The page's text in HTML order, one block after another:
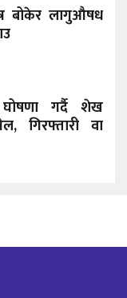
बोकेर लागुऔषध
गर्दै शेख
गिरफ्तारी वा